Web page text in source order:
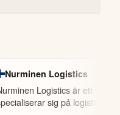
Nurminen Logistics
Logistics är ett företag
sig på